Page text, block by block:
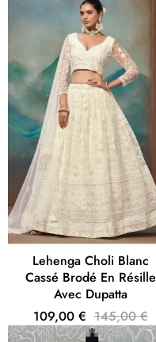
Lehenga Choli Blanc
Cassé Brodé En Résille
Avec Dupatta
109,00 € 145,00 €